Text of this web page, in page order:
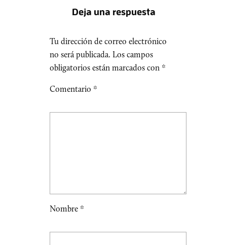
Deja una respuesta
Tu dirección de correo electrónico
no será publicada. Los campos
obligatorios están marcados con *
Comentario *
Nombre *